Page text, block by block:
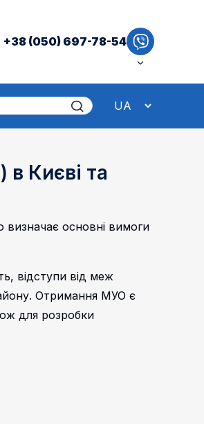
+38 (050) 697-78-54
Києві та
основні вимоги
відступи від меж
Отримання МУО є
для розробки